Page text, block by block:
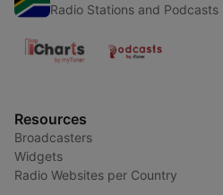
Radio Stations and Podcasts
Resources
Broadcasters
Widgets
Radio Websites per Country